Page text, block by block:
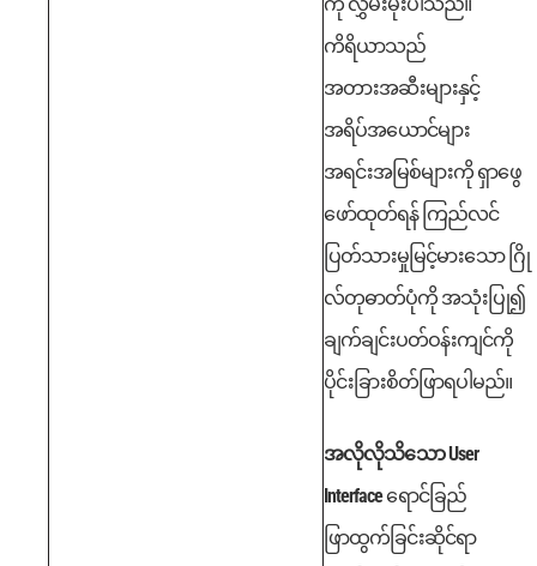
ကိရိယာသည်
အတားအဆီးများနှင့်
အရိပ်အယောင်များ
အရင်းအမြစ်များကို ရှာဖွေ
ဖော်ထုတ်ရန် ကြည်လင်
ပြတ်သားမှုမြင့်မားသော ဂြို
လ်တုဓာတ်ပုံကို အသုံးပြု၍
ချက်ချင်းပတ်ဝန်းကျင်ကို
ပိုင်းခြားစိတ်ဖြာရပါမည်။
အလိုလိုသိသော User
Interfaceရောင်ခြည်
ဖြာထွက်ခြင်းဆိုင်ရာ